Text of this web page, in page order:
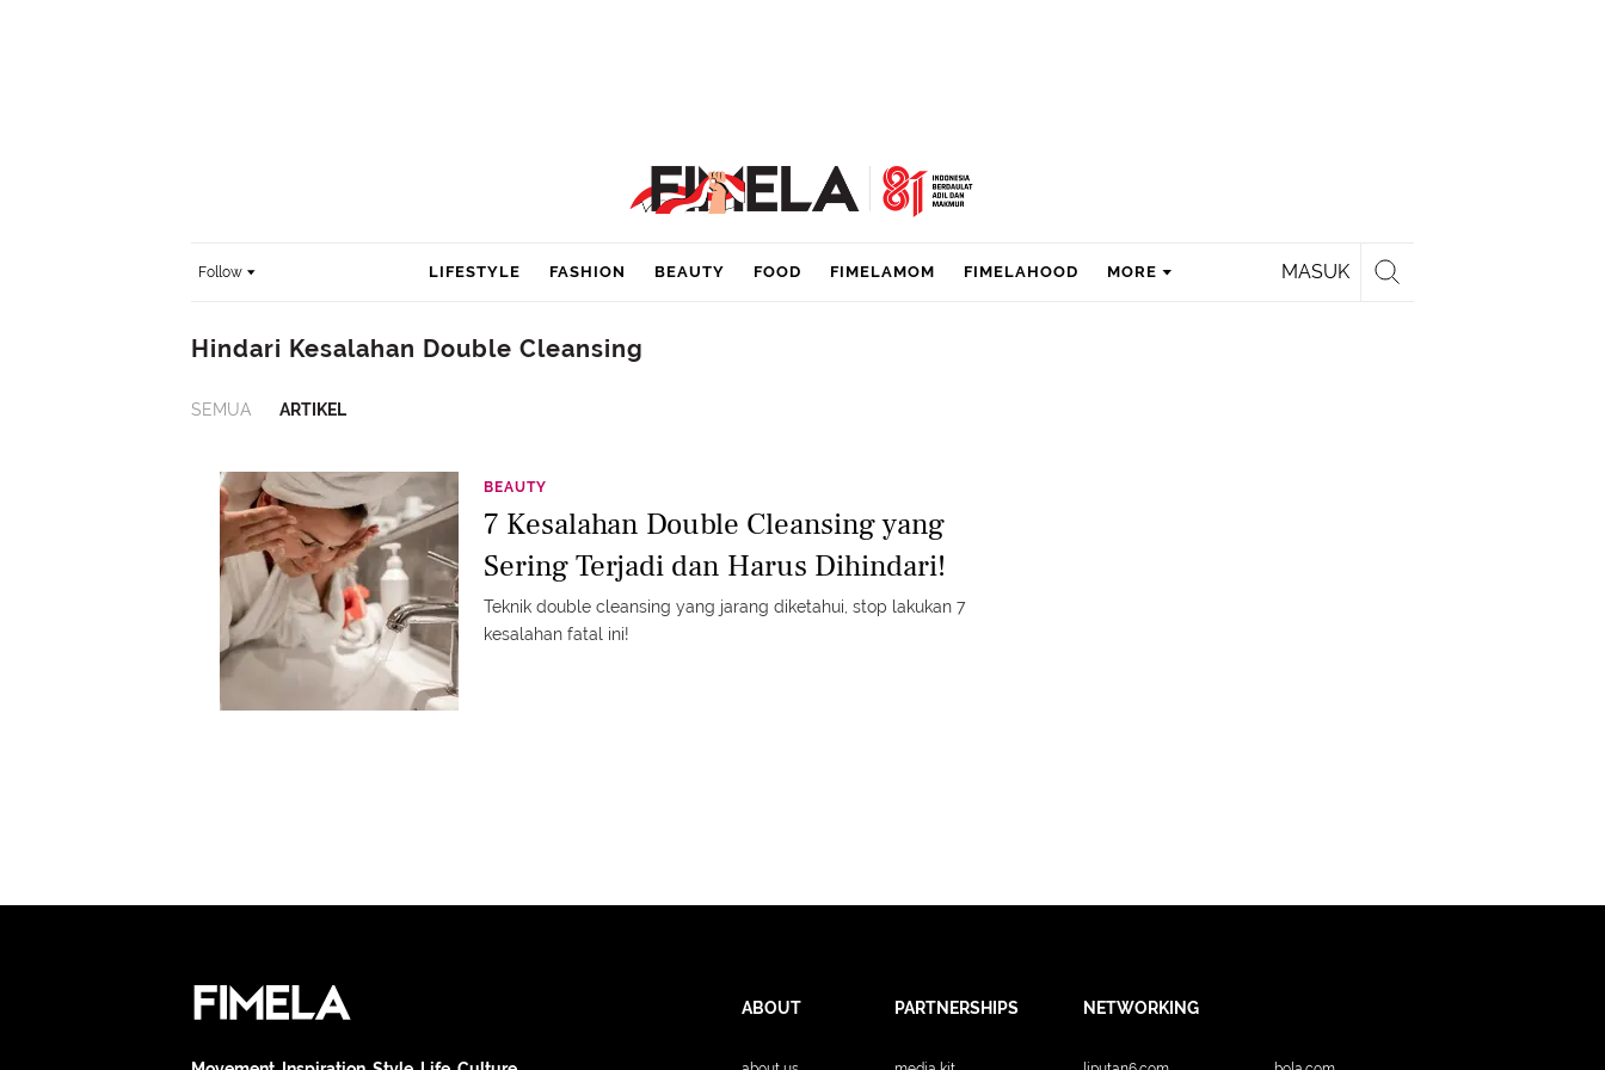
Follow MASUK
LIFESTYLE FASHION BEAUTY FOOD FIMELAMOM FIMELAHOOD MORE
Hindari Kesalahan Double Cleansing
SEMUA ARTIKEL
BEAUTY
7 Kesalahan Double Cleansing yang
Sering Terjadi dan Harus Dihindari!
Teknik double cleansing yang jarang diketahui, stop lakukan 7
kesalahan fatal ini!
ABOUT PARTNERSHIPS NETWORKING